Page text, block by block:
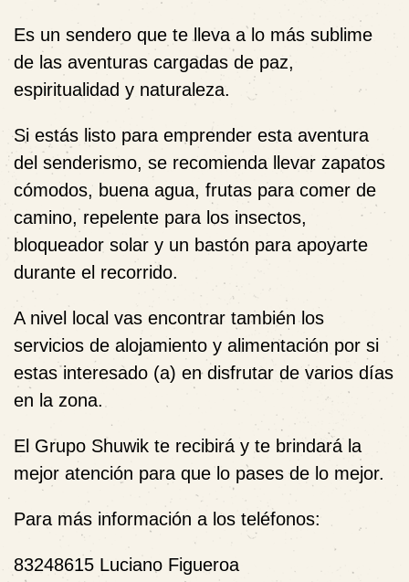
Es un sendero que te lleva a lo más sublime
de las aventuras cargadas de paz,
espiritualidad y naturaleza.
Si estás listo para emprender esta aventura
del senderismo, se recomienda llevar zapatos
cómodos, buena agua, frutas para comer de
camino, repelente para los insectos,
bloqueador solar y un bastón para apoyarte
durante el recorrido.
A nivel local vas encontrar también los
servicios de alojamiento y alimentación por si
estas interesado (a) en disfrutar de varios días
en la zona.
El Grupo Shuwik te recibirá y te brindará la
mejor atención para que lo pases de lo mejor.
Para más información a los teléfonos:
83248615 Luciano Figueroa